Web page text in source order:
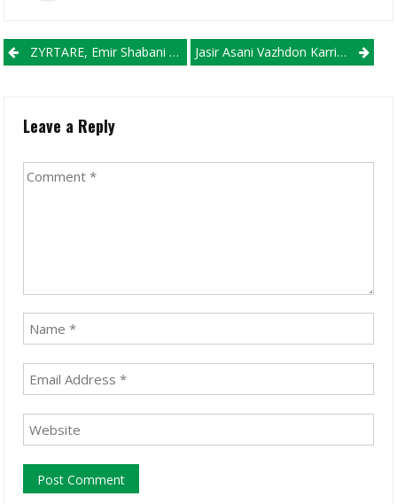
Post navigation
ZYRTARE, Emir Shabani Emërohet Drejtor Gjeneral Te Tikveshi Jasir Asani Vazhdon Karrierën Në Japoni!
Leave a Reply